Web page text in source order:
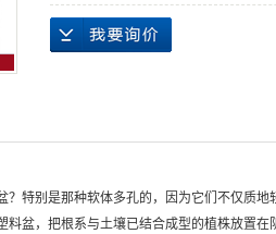
特别是那种软体多孔的，因为它们不仅质
盆，把根系与土壤已结合成型的植株放置